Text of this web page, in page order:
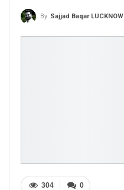
By Sajjad Baqar LUCKNOW
0
304